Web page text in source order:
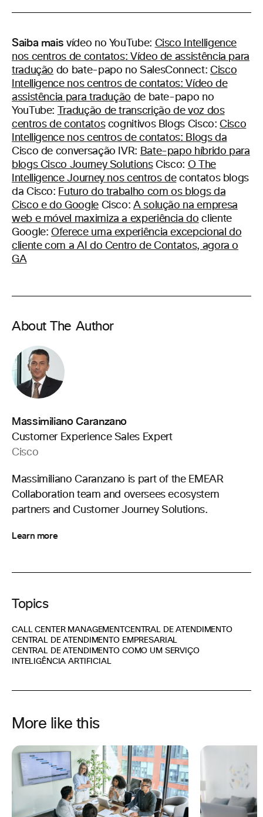
Saiba mais vídeo no YouTube: Cisco Intelligence
nos centros de contatos: Vídeo de assistência para
tradução do bate-papo no SalesConnect: Cisco
Intelligence nos centros de contatos: Vídeo de
assistência para tradução de bate-papo no
YouTube:
Tradução de transcrição de voz dos
centros de contatoscognitivos Blogs Cisco:Cisco
Intelligence nos centros de contatos: Blogs da
Cisco de conversação IVR: Bate-papo híbrido para
blogs Cisco Journey SolutionsCisco: O The
Intelligence Journey nos centros decontatos blogs
da Cisco: Futuro do trabalho com os blogs da
Cisco e do GoogleCisco:A solução na empresa
web e móvel maximiza a experiência do cliente
Google:Oferece uma experiência excepcional do
cliente com a AI do Centro de Contatos, agora o
GA
About The Author
Massimiliano Caranzano
Customer Experience Sales Expert
Cisco
Massimiliano Caranzano is part of the EMEAR
Collaboration team and oversees ecosystem
partners and Customer Journey Solutions.
Learn more
Topics
CALL CENTER MANAGEMENT CENTRAL DE ATENDIMENTO
CENTRAL DE ATENDIMENTO EMPRESARIAL
CENTRAL DE ATENDIMENTO COMO UM SERVIÇO
INTELIGÊNCIA ARTIFICIAL
More like this